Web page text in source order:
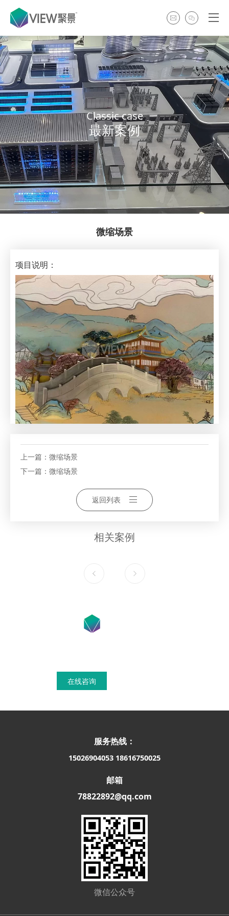
Classic case
最新案例
微缩场景
项目说明：
上一篇： 微缩场景
下一篇： 微缩场景
返回列表
相关案例
在线咨询
服务热线：
15026904053 18616750025
邮箱
78822892@qq.com
微信公众号